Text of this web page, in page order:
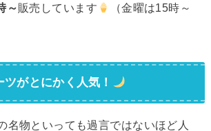
～販売しています
（金曜は15時～
がとにかく人気！
名物といっても過言ではないほど人